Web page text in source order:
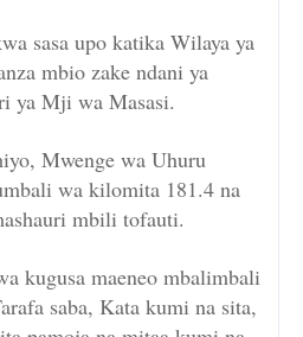
sasa upo katika Wilaya ya
mbio zake ndani ya
ya Mji wa Masasi.
Mwenge wa Uhuru
wa kilomita 181.4 na
mbili tofauti.
kugusa maeneo mbalimbali
saba, Kata kumi na sita,